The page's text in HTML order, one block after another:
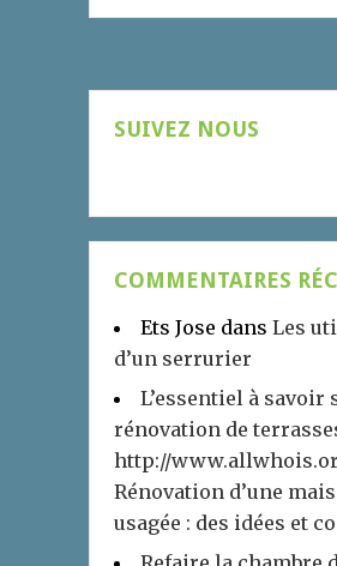
SUIVEZ NOUS
COMMENTAIRES
Ets Jose dans Les
d’un serrurier
L’essentiel à savoir
rénovation de
http://
Rénovation d’une
usagée : des idées et